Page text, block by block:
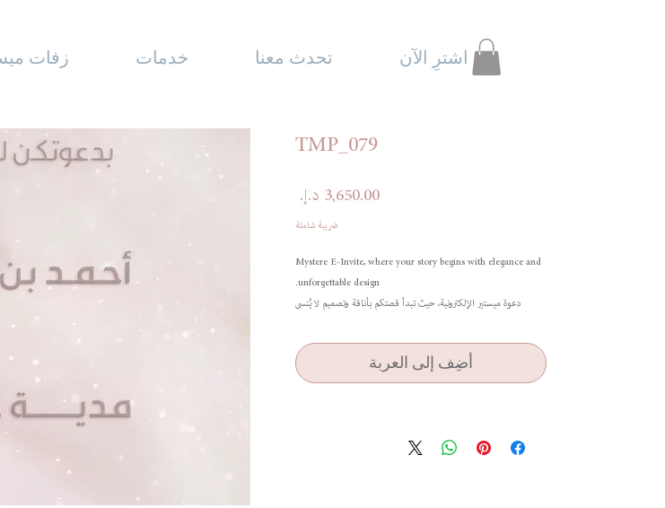
زفات خدمات تحدث معنا اشترِ الآن
TMP_079
ضريبة شاملة
Mystere E-Invite, where your story begins with elegance and
unforgettable design.
دعوة ميستير الإلكترونية، حيث تبدأ قصتكم بأناقة وتصميم لا يُنسى
أضِف إلى العربة